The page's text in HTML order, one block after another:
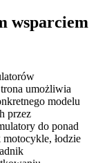
wsparciem
umożliwia
modelu
przez
do ponad
łodzie